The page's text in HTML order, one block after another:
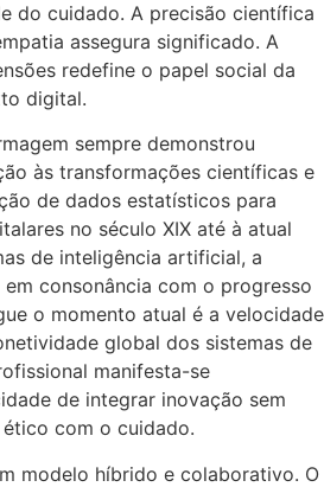
do cuidado. A precisão científica
assegura significado. A
redefine o papel social da
digital.
sempre demonstrou
às transformações científicas e
de dados estatísticos para
no século XIX até à atual
de inteligência artificial, a
consonância com o progresso
o momento atual é a velocidade
global dos sistemas de
manifesta-se
de integrar inovação sem
com o cuidado.
modelo híbrido e colaborativo. O